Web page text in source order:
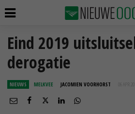
Eind 2019
derogatie
NIEUWS MELKVEE JACOMIEN VOORHORST 06 APR